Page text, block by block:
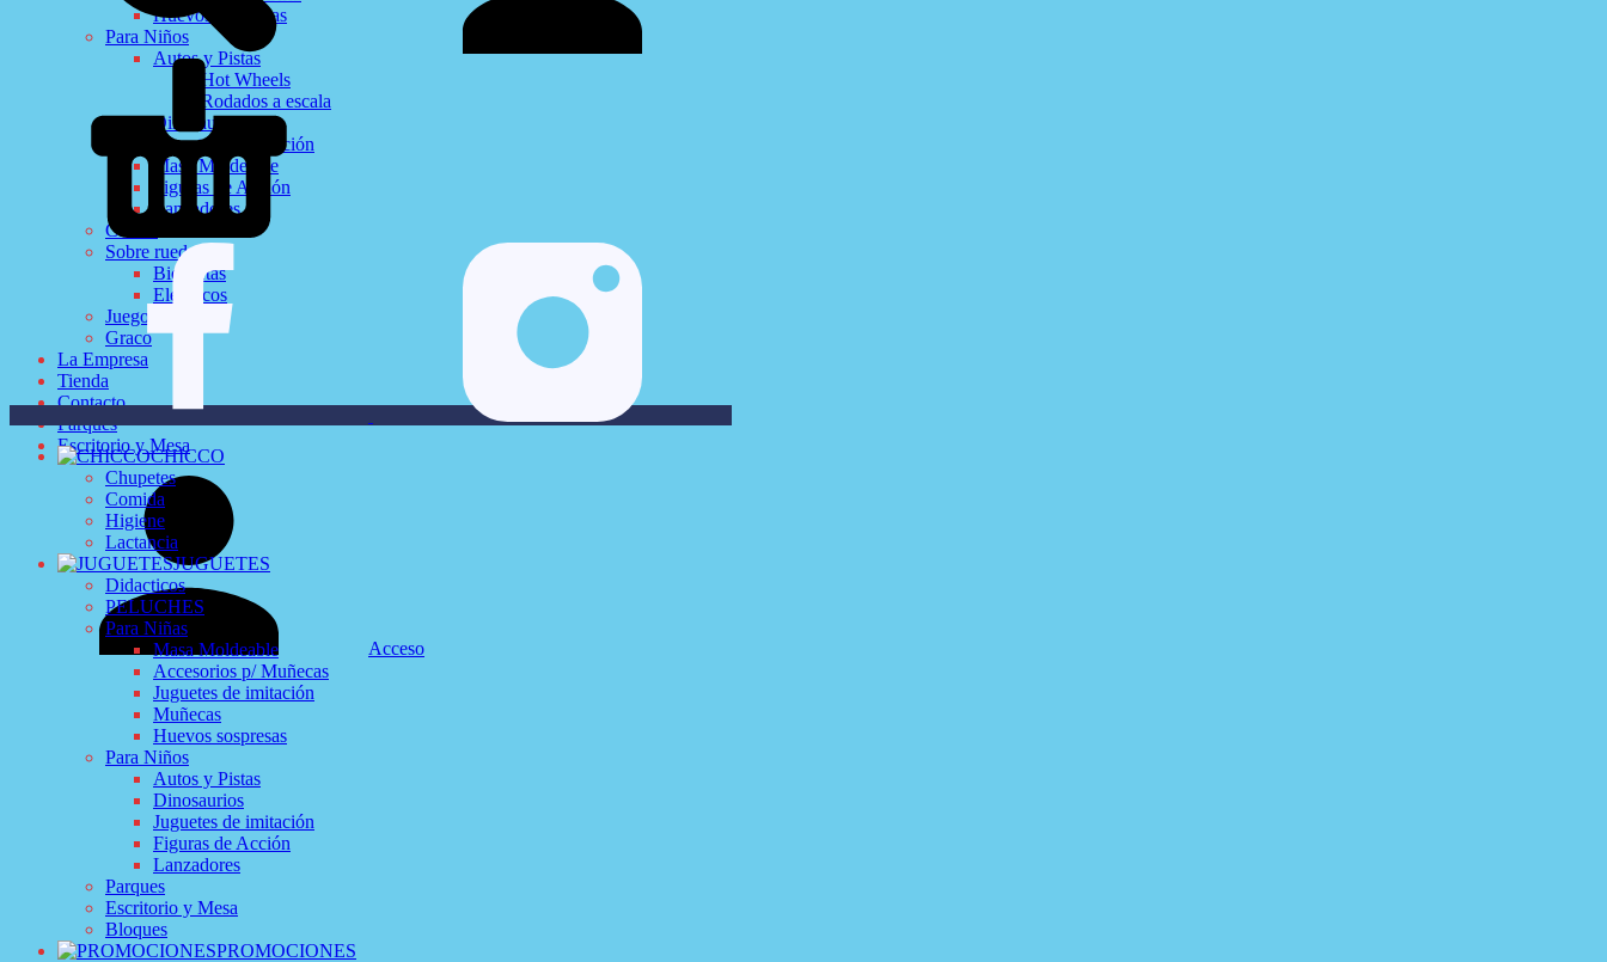
Huevos sospresas
Para Niños
Autos y Pistas
Hot Wheels
Rodados a escala
Dinosaurios
Juguetes de imitación
Masa Moldeable
Figuras de Acción
Lanzadores
Carrito
Sobre ruedas
Bicicletas
Eléctricos
Juegos de Mesa
Graco
La Empresa
Tienda
Contacto
Parques
Escritorio y Mesa
Acceso
CHICCO
Chupetes
Comida
Higiene
Lactancia
JUGUETES
Didacticos
PELUCHES
Para Niñas
Masa Moldeable
Accesorios p/ Muñecas
Juguetes de imitación
Muñecas
Huevos sospresas
Para Niños
Autos y Pistas
Dinosaurios
Juguetes de imitación
Figuras de Acción
Lanzadores
Parques
Escritorio y Mesa
Bloques
PROMOCIONES